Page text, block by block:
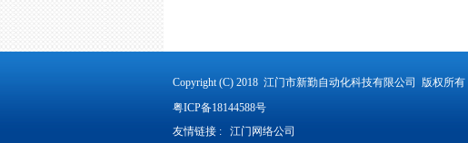
Copyright (C) 2018 江门市新勤自动化科技有限公司 版权所有
粤ICP备18144588号
友情链接 : 江门网络公司